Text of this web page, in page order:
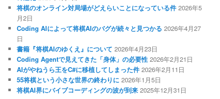
将棋のオンライン対局場がどえらいことになっている件 2026年5
月2日
Coding AIによって将棋AIのバグが続々と見つかる 2026年4月27
日
書籍『将棋AIのゆくえ』について 2026年4月23日
Coding Agentで見えてきた「身体」の必要性 2026年2月21日
AIがやねうら王をC#に移植してしまった件 2026年2月11日
55将棋という小さな世界の終わりに 2026年1月5日
将棋AI界にバイブコーディングの波が到来 2025年12月31日